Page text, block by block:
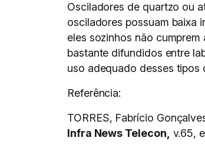
Osciladores de quartzo ou
osciladores possuam baixa
eles sozinhos não
bastante difundidos entre
uso adequado desses tipos
Referência:
TORRES, Fabrício
Infra News Telecon, v.65,